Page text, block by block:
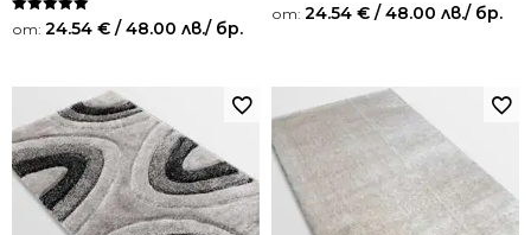
Оценено на
5.00
от: 24.54 € / 48.00 лв./ бр.
от: 24.54 € / 48.00 лв./ бр.